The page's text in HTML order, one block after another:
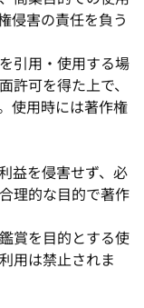
侵害の責任を負う
引用・使用する場
許可を得た上で、
使用時には著作権
益を侵害せず、必
理的な目的で著作
賞を目的とする使
用は禁止されま